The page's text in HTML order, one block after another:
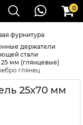
0
фурнитура
держатели
стали
мм (глянцевые)
глянец
25х70 мм